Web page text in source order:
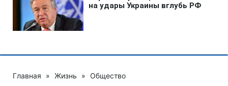
Главная » Жизнь » Общество